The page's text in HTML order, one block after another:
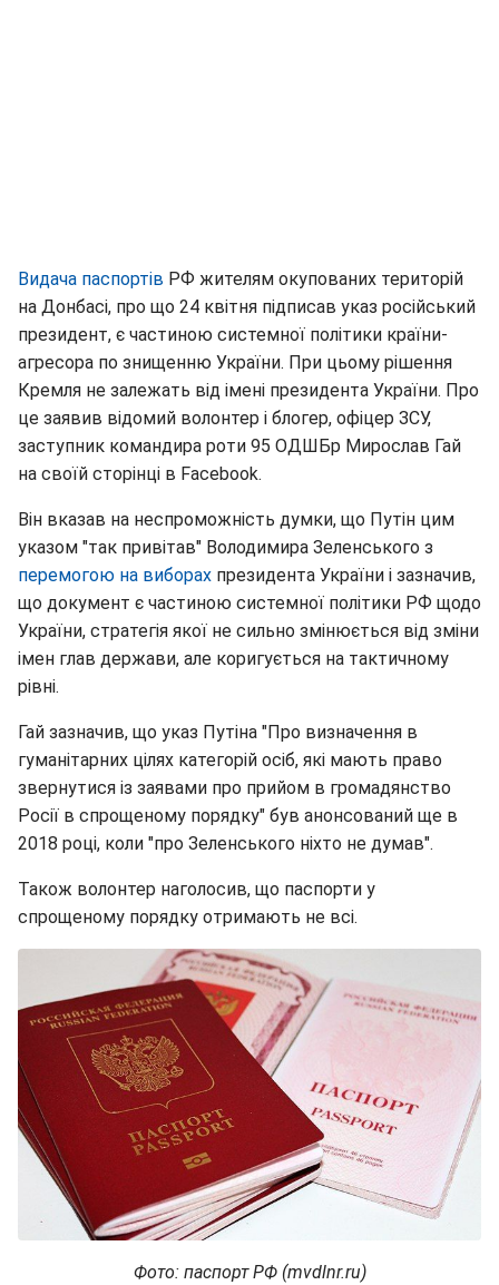
Видача паспортів РФ жителям окупованих територій
на Донбасі, про що 24 квітня підписав указ російський
президент, є частиною системної політики країни-
агресора по знищенню України. При цьому рішення
Кремля не залежать від імені президента України. Про
це заявив відомий волонтер і блогер, офіцер ЗСУ,
заступник командира роти 95 ОДШБр Мирослав Гай
на своїй сторінці в Facebook.
Він вказав на неспроможність думки, що Путін цим
указом "так привітав" Володимира Зеленського з
перемогою на виборах президента України і зазначив,
що документ є частиною системної політики РФ щодо
України, стратегія якої не сильно змінюється від зміни
імен глав держави, але коригується на тактичному
рівні.
Гай зазначив, що указ Путіна "Про визначення в
гуманітарних цілях категорій осіб, які мають право
звернутися із заявами про прийом в громадянство
Росії в спрощеному порядку" був анонсований ще в
2018 році, коли "про Зеленського ніхто не думав".
Також волонтер наголосив, що паспорти у
спрощеному порядку отримають не всі.
Фото: паспорт РФ (mvdlnr.ru)